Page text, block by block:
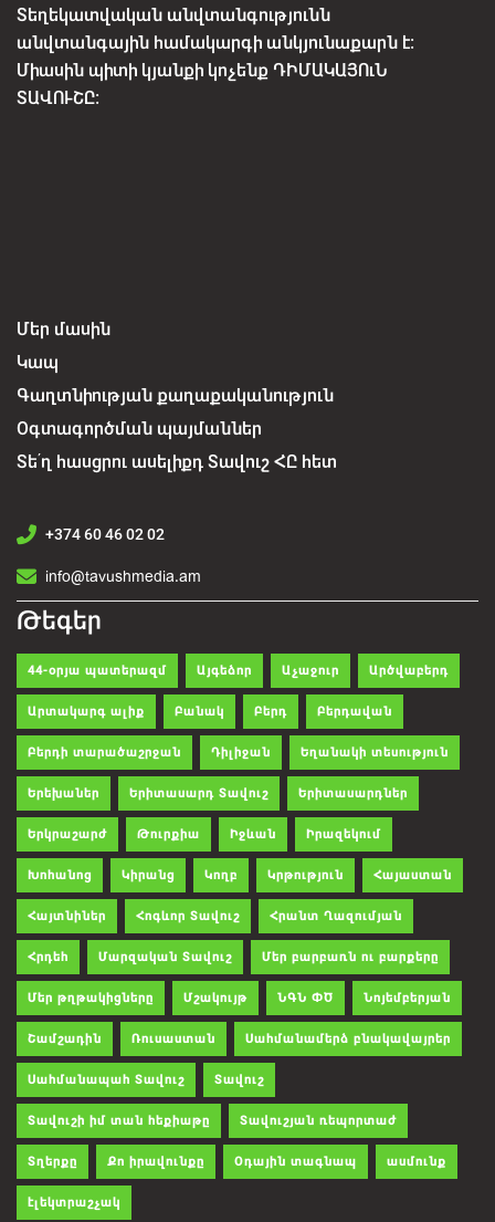
Տեղեկատվական անվտանգությունն
անվտանգային համակարգի անկյունաքարն է:
Միասին պիտի կյանքի կոչենք ԴԻՄԱԿԱՅՈւՆ
ՏԱՎՈՒՇԸ:
Մեր մասին
Կապ
Գաղտնիության քաղաքականություն
Օգտագործման պայմաններ
Տե՛ղ հասցրու ասելիքդ Տավուշ ՀԸ հետ
+374 60 46 02 02
info@tavushmedia.am
Թեգեր
44-օրյա պատերազմ Այգեձոր Աչաջուր Արծվաբերդ
Արտակարգ ալիք Բանակ Բերդ Բերդավան
Բերդի տարածաշրջան Դիլիջան Եղանակի տեսություն
Երեխաներ Երիտասարդ Տավուշ Երիտասարդներ
Երկրաշարժ Թուրքիա Իջևան Իրազեկում
Խոհանոց Կիրանց Կողբ Կրթություն Հայաստան
Հայտնիներ Հոգևոր Տավուշ Հրանտ Ղազումյան
Հրդեհ Մարզական Տավուշ Մեր բարբառն ու բարքերը
Մեր թղթակիցները Մշակույթ ՆԳՆ ՓԾ Նոյեմբերյան
Շամշադին Ռուսաստան Սահմանամերձ բնակավայրեր
Սահմանապահ Տավուշ Տավուշ
Տավուշի իմ տան հեքիաթը Տավուշյան ռեպորտաժ
Տղերքը Քո իրավունքը Օդային տագնապ ասմունք
էլեկտրաշչակ